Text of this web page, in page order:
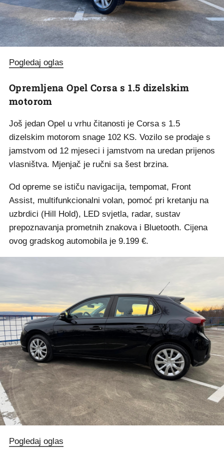
Pogledaj oglas
Opremljena Opel Corsa s 1.5 dizelskim
motorom
Još jedan Opel u vrhu čitanosti je Corsa s 1.5
dizelskim motorom snage 102 KS. Vozilo se prodaje s
jamstvom od 12 mjeseci i jamstvom na uredan prijenos
vlasništva. Mjenjač je ručni sa šest brzina.
Od opreme se ističu navigacija, tempomat, Front
Assist, multifunkcionalni volan, pomoć pri kretanju na
uzbrdici (Hill Hold), LED svjetla, radar, sustav
prepoznavanja prometnih znakova i Bluetooth. Cijena
ovog gradskog automobila je 9.199 €.
Pogledaj oglas